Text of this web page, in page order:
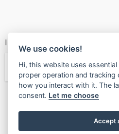
IMMOBILIEN TYPEN
← Mehrfamilienhaus
🧡
We use cookies!
Hi, this website uses
proper operation and tracking
how you interact with it. The
consent. Let me choose
Accept